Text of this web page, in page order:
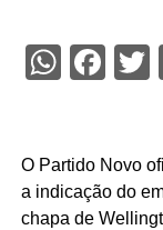
O Partido Novo
a indicação do
chapa de